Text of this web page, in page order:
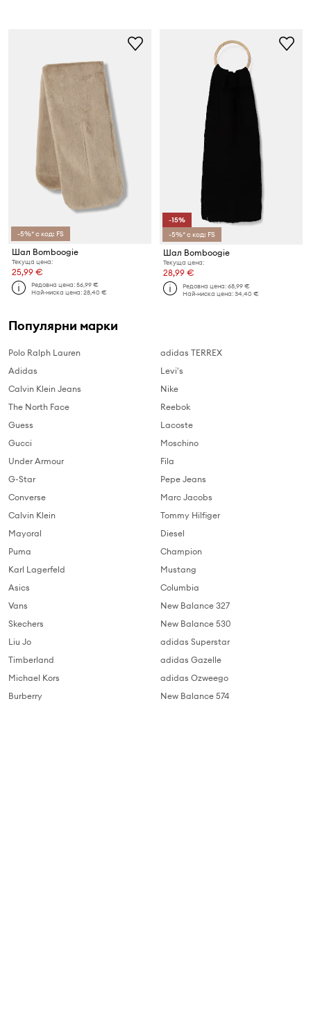
-5%* с код: FS
Шал Bomboogie
Текуща цена:
25,99 €
Редовна цена:56,99 €
Най-ниска цена:28,40 €
-15%
-5%* с код: FS
Шал Bomboogie
Текуща цена:
28,99 €
Редовна цена:68,99 €
Най-ниска цена:34,40 €
Популярни марки
Polo Ralph Lauren
Adidas
Calvin Klein Jeans
The North Face
Guess
Gucci
Under Armour
G-Star
Converse
Calvin Klein
Mayoral
Puma
Karl Lagerfeld
Asics
Vans
Skechers
Liu Jo
Timberland
Michael Kors
Burberry
adidas TERREX
Levi's
Nike
Reebok
Lacoste
Moschino
Fila
Pepe Jeans
Marc Jacobs
Tommy Hilfiger
Diesel
Champion
Mustang
Columbia
New Balance 327
New Balance 530
adidas Superstar
adidas Gazelle
adidas Ozweego
New Balance 574